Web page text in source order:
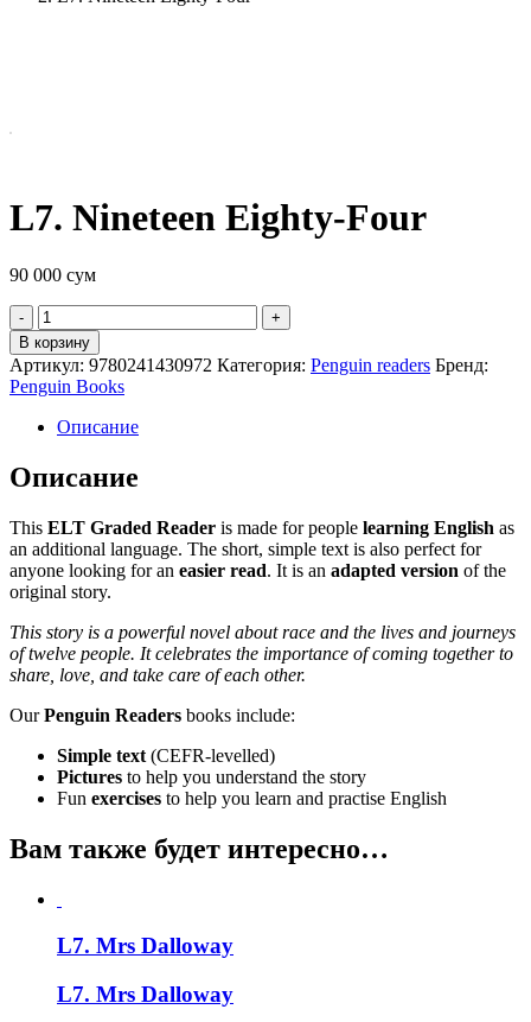
L7. Nineteen Eighty-Four
90 000 сум
Quantity
В корзину
Артикул: 9780241430972 Категория: Penguin readers Бренд:
Penguin Books
Описание
Описание
This ELT Graded Reader is made for people learning English as
an additional language. The short, simple text is also perfect for
anyone looking for an easier read. It is an adapted version of the
original story.
This story is a powerful novel about race and the lives and journeys
of twelve people. It celebrates the importance of coming together to
share, love, and take care of each other.
OurPenguin Readers books include:
Simple text (CEFR-levelled)
Pictures to help you understand the story
Fun exercises to help you learn and practise English
Вам также будет интересно…
L7. Mrs Dalloway
L7. Mrs Dalloway